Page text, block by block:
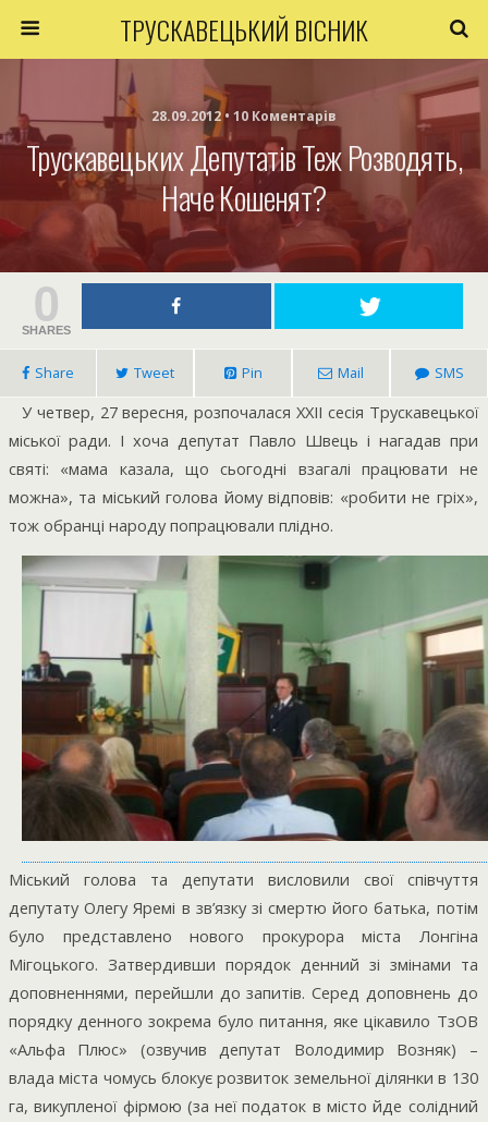
ТРУСКАВЕЦЬКИЙ ВІСНИК
28.09.2012 • 10 Коментарів
Трускавецьких Депутатів Теж Розводять,
Наче Кошенят?
0
SHARES
Share Tweet Pin Mail SMS
У четвер, 27 вересня, розпочалася ХХІІ сесія Трускавецької
міської ради. І хоча депутат Павло Швець і нагадав при
святі: «мама казала, що сьогодні взагалі працювати не
можна», та міський голова йому відповів: «робити не гріх»,
тож обранці народу попрацювали плідно.
Міський голова та депутати висловили свої співчуття
депутату Олегу Яремі в зв’язку зі смертю його батька, потім
було представлено нового прокурора міста Лонгіна
Мігоцького. Затвердивши порядок денний зі змінами та
доповненнями, перейшли до запитів. Серед доповнень до
порядку денного зокрема було питання, яке цікавило ТзОВ
«Альфа Плюс» (озвучив депутат Володимир Возняк) –
влада міста чомусь блокує розвиток земельної ділянки в 130
га, викупленої фірмою (за неї податок в місто йде солідний